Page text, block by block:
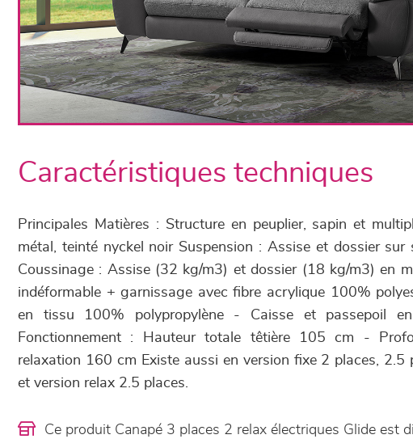
Caractéristiques techniques
Principales Matières : Structure en peuplier, sapin et
métal, teinté nyckel noir Suspension : Assise et dossier sur
Coussinage : Assise (32 kg/m3) et dossier (18 kg/m3) en
indéformable + garnissage avec fibre acrylique 100%
en tissu 100% polypropylène - Caisse et passepoil
Fonctionnement : Hauteur totale têtière 105 cm -
relaxation 160 cm Existe aussi en version fixe 2 places, 2.5
et version relax 2.5 places.
Ce produit Canapé 3 places 2 relax électriques Glide est